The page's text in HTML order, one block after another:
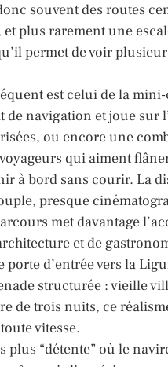
souvent des routes
plus rarement une
permet de voir
est celui de la
navigation et joue sur
ou encore une
qui aiment
à bord sans courir. La
presque
met davantage
et de
porte d’entrée vers la
structurée : vieille
de trois nuits, ce
vitesse.
plus “détente” où le